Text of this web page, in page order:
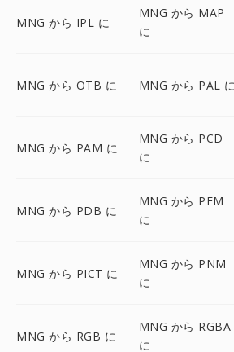
MNG から IPL に
MNG から MAP
に
MNG から OTB に MNG から PAL に
MNG から PAM に
MNG から PCD
に
MNG から PDB に
MNG から PFM
に
MNG から PICT に
MNG から PNM
に
MNG から RGB に
MNG から RGBA
に